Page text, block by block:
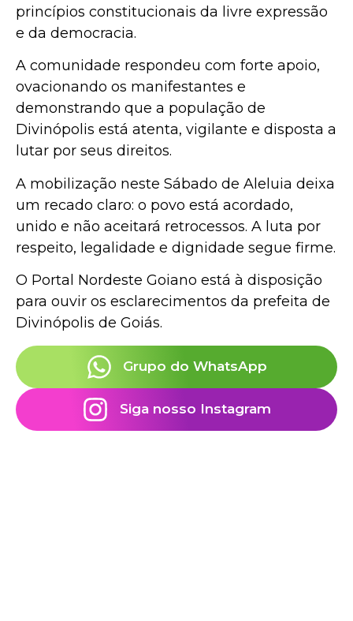
princípios constitucionais da livre expressão
e da democracia.
A comunidade respondeu com forte apoio,
ovacionando os manifestantes e
demonstrando que a população de
Divinópolis está atenta, vigilante e disposta a
lutar por seus direitos.
A mobilização neste Sábado de Aleluia deixa
um recado claro: o povo está acordado,
unido e não aceitará retrocessos. A luta por
respeito, legalidade e dignidade segue firme.
O Portal Nordeste Goiano está à disposição
para ouvir os esclarecimentos da prefeita de
Divinópolis de Goiás.
Grupo do WhatsApp
Siga nosso Instagram